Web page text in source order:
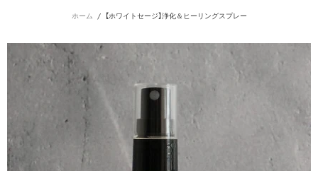
ホーム 【ホワイトセージ】浄化＆ヒーリングスプレー